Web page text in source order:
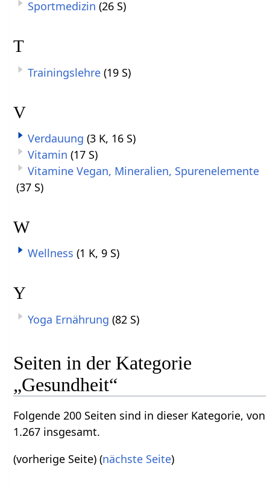
Sportmedizin (26 S)
T
Trainingslehre (19 S)
V
Verdauung (3 K, 16 S)
Vitamin (17 S)
Vitamine Vegan, Mineralien, Spurenelemente
(37 S)
W
Wellness (1 K, 9 S)
Y
Yoga Ernährung (82 S)
Seiten in der Kategorie
„Gesundheit“
Folgende 200 Seiten sind in dieser Kategorie, von
1.267 insgesamt.
(vorherige Seite) (nächste Seite)